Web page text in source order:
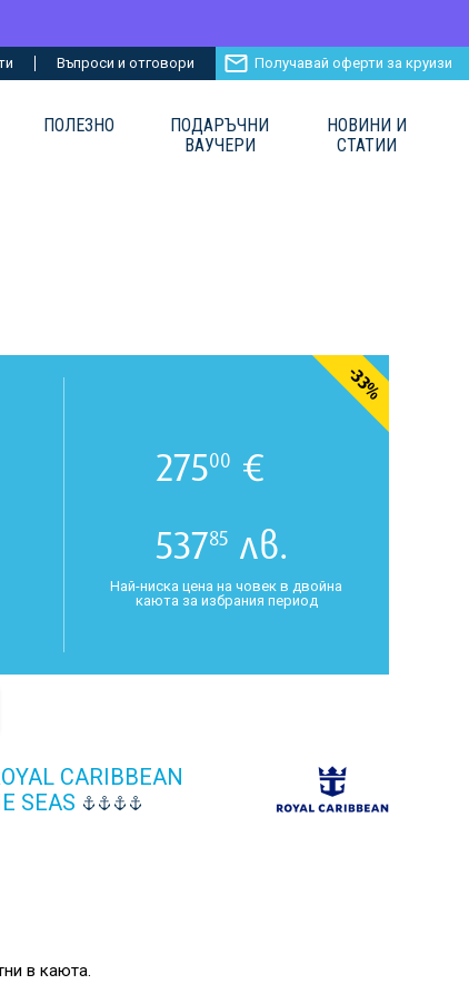
Въпроси и отговори Получавай оферти за круизи
ПОЛЕЗНО
ПОДАРЪЧНИ
ВАУЧЕРИ
НОВИНИ И
СТАТИИ
27500 €
53785 лв.
Най-ниска цена на човек в двойна
каюта за избрания период
-33%
CARIBBEAN
SEAS
в каюта.